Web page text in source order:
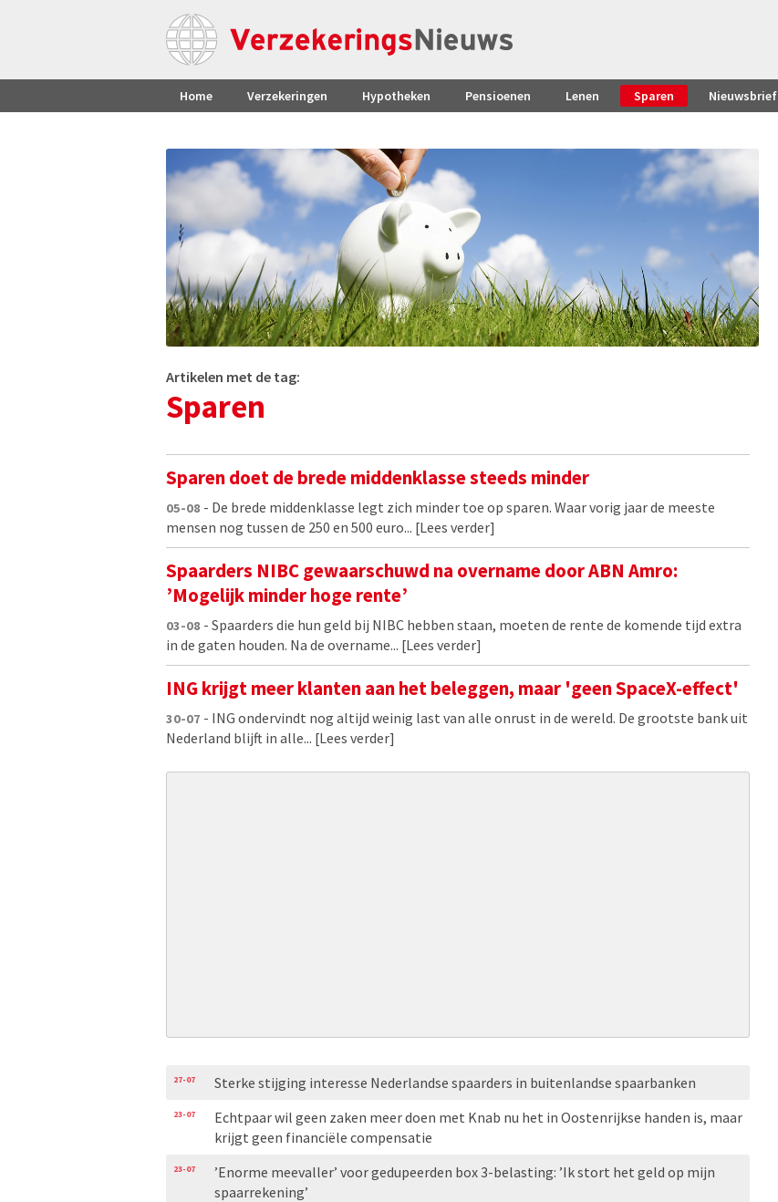
Home Verzekeringen Hypotheken Pensioenen Lenen Sparen Nieuwsbrief
Artikelen met de tag:
Sparen
Sparen doet de brede middenklasse steeds minder
05-08 - De brede middenklasse legt zich minder toe op sparen. Waar vorig jaar de meeste
mensen nog tussen de 250 en 500 euro... [Lees verder]
Spaarders NIBC gewaarschuwd na overname door ABN Amro:
’Mogelijk minder hoge rente’
03-08 - Spaarders die hun geld bij NIBC hebben staan, moeten de rente de komende tijd extra
in de gaten houden. Na de overname... [Lees verder]
ING krijgt meer klanten aan het beleggen, maar 'geen SpaceX-effect'
30-07 - ING ondervindt nog altijd weinig last van alle onrust in de wereld. De grootste bank uit
Nederland blijft in alle... [Lees verder]
27-07 Sterke stijging interesse Nederlandse spaarders in buitenlandse spaarbanken
23-07
Echtpaar wil geen zaken meer doen met Knab nu het in Oostenrijkse handen is, maar
krijgt geen financiële compensatie
23-07
’Enorme meevaller’ voor gedupeerden box 3-belasting: ’Ik stort het geld op mijn
spaarrekening’